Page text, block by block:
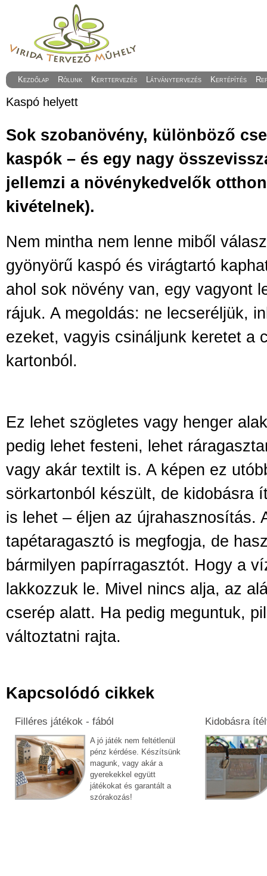
Kezdőlap Rólunk Kerttervezés Látványtervezés Kertépítés
Kaspó helyett
Sok szobanövény, különböző
kaspók – és egy nagy
jellemzi a növénykedvelők
kivételnek).
Nem mintha nem lenne miből
gyönyörű kaspó és virágtartó
ahol sok növény van, egy vagyont
rájuk. A megoldás: ne lecseréljük,
ezeket, vagyis csináljunk keretet a
kartonból.
Ez lehet szögletes vagy henger
pedig lehet festeni, lehet
vagy akár textilt is. A képen ez
sörkartonból készült, de kidobásra
is lehet – éljen az újrahasznosítás.
tapétaragasztó is megfogja, de
bármilyen papírragasztót. Hogy a
lakkozzuk le. Mivel nincs alja, az
cserép alatt. Ha pedig meguntuk,
változtatni rajta.
Kapcsolódó cikkek
Filléres játékok - fából
A jó játék nem feltétlenül
pénz kérdése. Készítsünk
magunk, vagy akár a
gyerekekkel együtt
játékokat és garantált a
szórakozás!
Kidobásra